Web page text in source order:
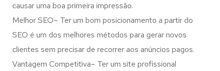
causar uma boa primeira impressão.
Melhor SEO– Ter um bom posicionamento a partir do
SEO é um dos melhores métodos para gerar novos
clientes sem precisar de recorrer aos anúncios pagos.
Vantagem Competitiva– Ter um site profissional